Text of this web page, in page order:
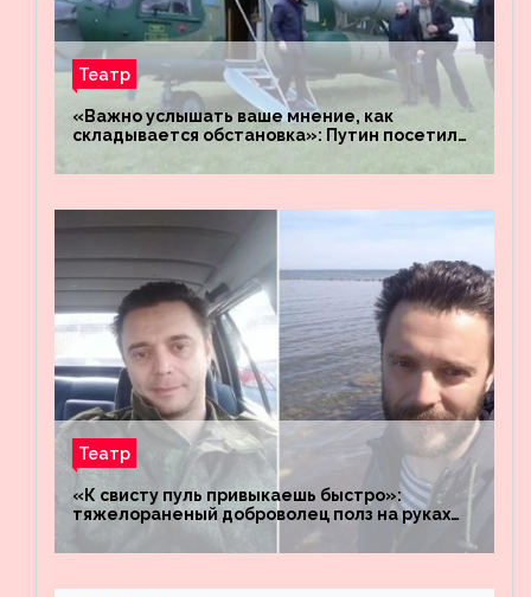
Театр
«Важно услышать ваше мнение, как
складывается обстановка»: Путин посетил
«Восток»
Театр
«К свисту пуль привыкаешь быстро»:
тяжелораненый доброволец полз на руках
четыре километра через заминированное
поле